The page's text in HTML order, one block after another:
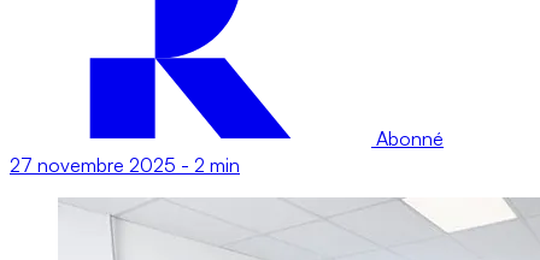
Abonné
27 novembre 2025 - 2 min